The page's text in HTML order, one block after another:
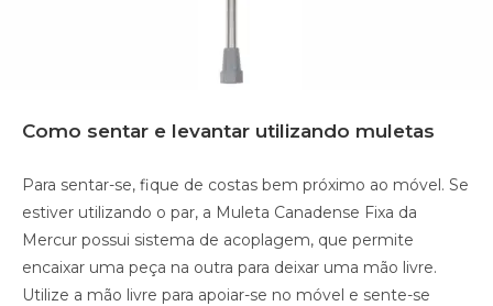
Como sentar e levantar utilizando muletas
Para sentar-se, fique de costas bem próximo ao móvel. Se
estiver utilizando o par, a Muleta Canadense Fixa da
Mercur possui sistema de acoplagem, que permite
encaixar uma peça na outra para deixar uma mão livre.
Utilize a mão livre para apoiar-se no móvel e sente-se